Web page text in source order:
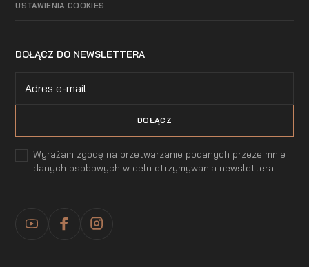
USTAWIENIA COOKIES
DOŁĄCZ DO NEWSLETTERA
Wyrażam zgodę na przetwarzanie podanych przeze mnie
danych osobowych w celu otrzymywania newslettera.